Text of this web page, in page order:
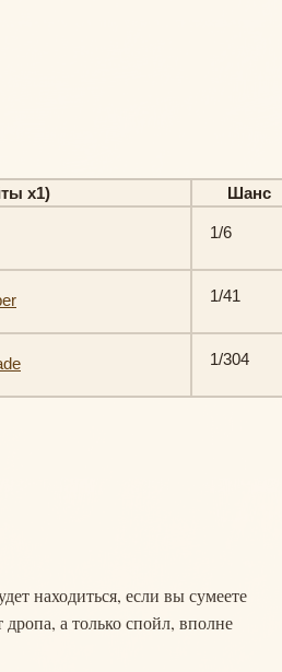
х1) Шанс
1/6
1/41
1/304
находиться, если вы сумеете
а только спойл, вполне